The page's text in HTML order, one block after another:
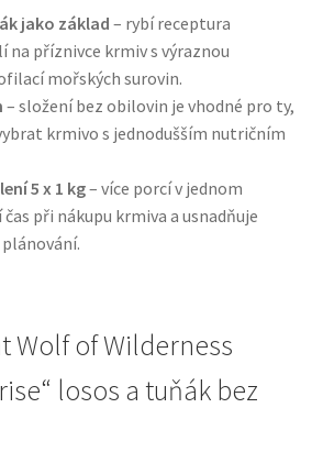
psy — Italské holistic krmivo
Vysoký obsah masa, bez obilovin
jako základ – rybí receptura
na příznivce krmiv s výraznou
mořských surovin.
– složení bez obilovin je vhodné pro ty,
krmivo s jednodušším nutričním
5 x 1 kg– více porcí v jednom
při nákupu krmiva a usnadňuje
Wolf of Wilderness
losos a tuňák bez